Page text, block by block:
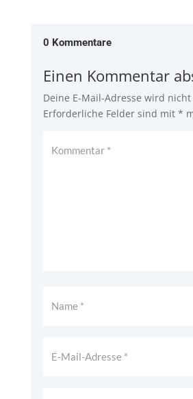
0 Kommentare
Einen Kommentar
Deine E-Mail-Adresse wird
Erforderliche Felder sind mit *